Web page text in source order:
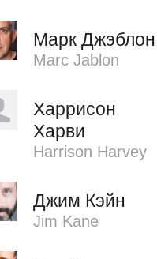
Марк Джэблон
Marc Jablon
Харрисон
Харви
Harrison Harvey
Джим Кэйн
Jim Kane